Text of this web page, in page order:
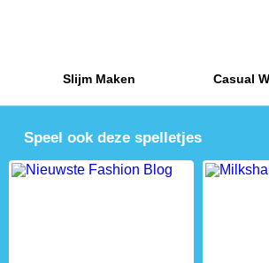
Slijm Maken
Speel ook deze spelletjes